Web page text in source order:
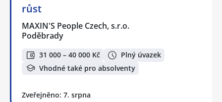
růst
MAXIN'S People Czech, s.r.o.
Poděbrady
31 000 – 40 000 Kč
Plný úvazek
Vhodné také pro absolventy
Zveřejněno: 7. srpna